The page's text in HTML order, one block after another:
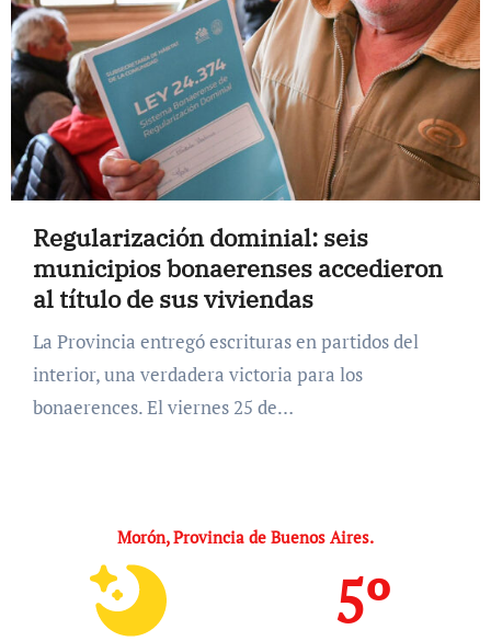
Regularización dominial: seis
municipios bonaerenses accedieron
al título de sus viviendas
La Provincia entregó escrituras en partidos del
interior, una verdadera victoria para los
bonaerences. El viernes 25 de…
Morón, Provincia de Buenos Aires.
5º